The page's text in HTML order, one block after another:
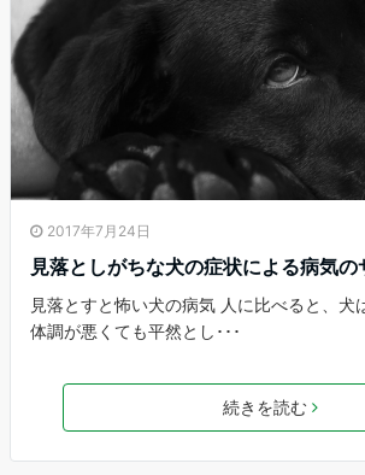
2017年7月24日
見落としがちな犬の症状による病気の
見落とすと怖い犬の病気 人に比べると、犬
体調が悪くても平然とし･･･
続きを読む